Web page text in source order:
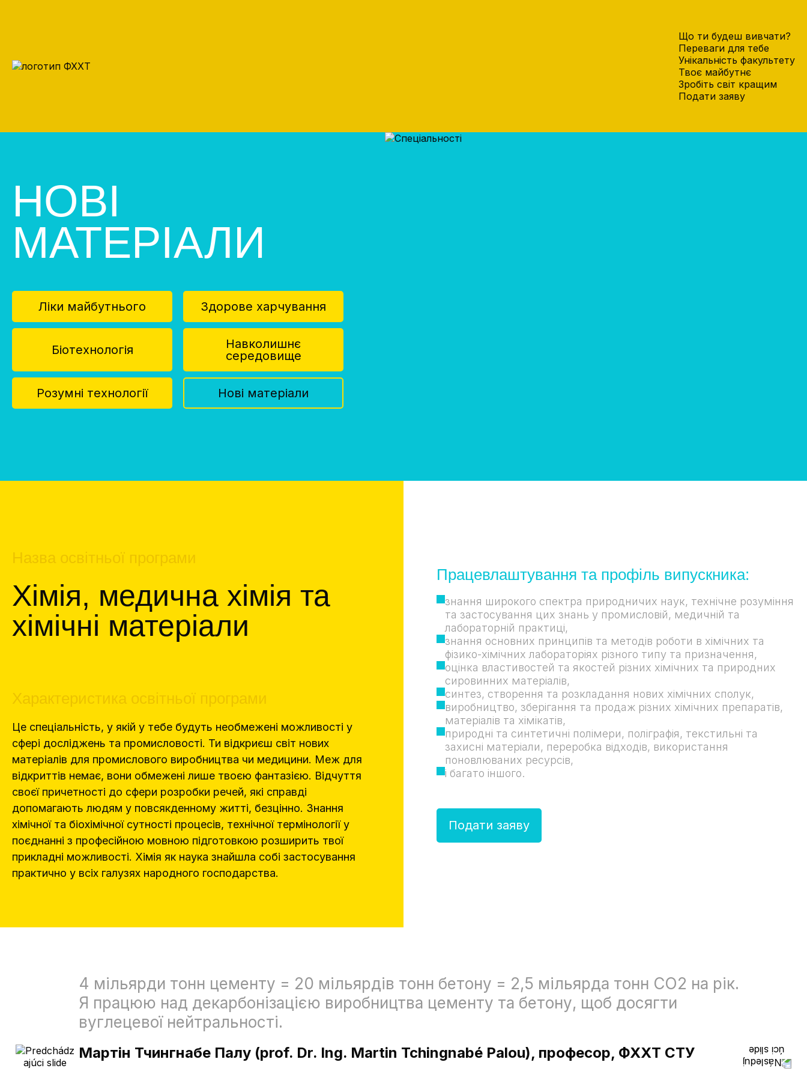
Що ти будеш вивчати?
Переваги для тебе
Унікальність факультету
Твоє майбутнє
Зробіть світ кращим
Подати заяву
НОВІ
МАТЕРІАЛИ
Ліки майбутнього Здорове харчування
Біотехнологія
Навколишнє
середовище
Розумні технології Нові матеріали
Назва освітньої програми
Хімія, медична хімія та
хімічні матеріали
Характеристика освітньої програми
Це спеціальність, у якій у тебе будуть необмежені можливості у
сфері досліджень та промисловості. Ти відкриєш світ нових
матеріалів для промислового виробництва чи медицини. Меж для
відкриттів немає, вони обмежені лише твоєю фантазією. Відчуття
своєї причетності до сфери розробки речей, які справді
допомагають людям у повсякденному житті, безцінно. Знання
хімічної та біохімічної сутності процесів, технічної термінології у
поєднанні з професійною мовною підготовкою розширить твої
прикладні можливості. Хімія як наука знайшла собі застосування
практично у всіх галузях народного господарства.
Працевлаштування та профіль випускника:
знання широкого спектра природничих наук, технічне розуміння
та застосування цих знань у промисловій, медичній та
лабораторній практиці,
знання основних принципів та методів роботи в хімічних та
фізико-хімічних лабораторіях різного типу та призначення,
оцінка властивостей та якостей різних хімічних та природних
сировинних матеріалів,
синтез, створення та розкладання нових хімічних сполук,
виробництво, зберігання та продаж різних хімічних препаратів,
матеріалів та хімікатів,
природні та синтетичні полімери, поліграфія, текстильні та
захисні матеріали, переробка відходів, використання
поновлюваних ресурсів,
і багато іншого.
Подати заяву
є
4 мільярди тонн цементу = 20 мільярдів тонн бетону = 2,5 мільярда тонн CO2 на рік.
Я працюю над декарбонізацією виробництва цементу та бетону, щоб досягти
вуглецевої нейтральності.
Мартін Тчингнабе Палу (prof. Dr. Ing. Martin Tchingnabé Palou), професор, ФХXТ СТУ